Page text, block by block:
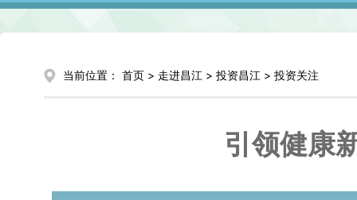
当前位置： 首页 > 走进昌江 > 投资昌江 > 投资关注
引领健康